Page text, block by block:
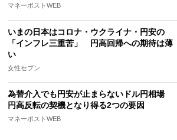
マネーポストWEB
いまの日本はコロナ・ウクライナ・円安の
「インフレ三重苦」 円高回帰への期待は薄
い
女性セブン
為替介入でも円安が止まらないドル円相場
円高反転の契機となり得る2つの要因
マネーポストWEB